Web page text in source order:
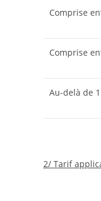
Comprise
Comprise
Au-delà de
2/ Tarif